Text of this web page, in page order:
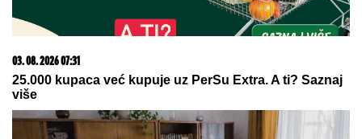
03. 08. 2026 07:31
25.000 kupaca već kupuje uz PerSu Extra. A ti? Saznaj
više